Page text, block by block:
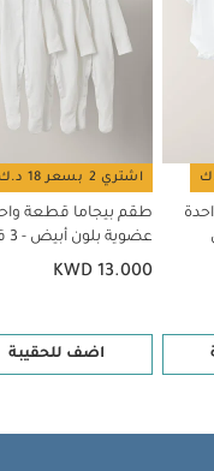
واحدة عضوية بلون أبيض - 3
دومو مع وسادة رأس
وسادة
للمواليد الجدد من دومو -
اشتري 2 بسعر 18 د.ك
طقم بيجاما قطعة
عضوية بلون أبيض - 3 قطع
KWD 13.000
اضف للحقيبة